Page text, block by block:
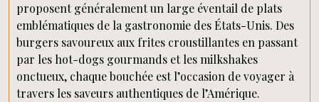
proposent généralement un large éventail de plats
emblématiques de la gastronomie des États-Unis. Des
burgers savoureux aux frites croustillantes en passant
par les hot-dogs gourmands et les milkshakes
onctueux, chaque bouchée est l’occasion de voyager à
travers les saveurs authentiques de l’Amérique.